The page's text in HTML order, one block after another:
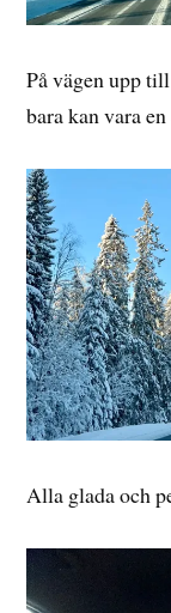
På vägen upp
bara kan vara
Alla glada och